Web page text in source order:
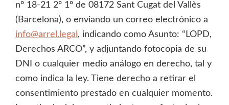
nº 18-21 2º 1º de 08172 Sant Cugat del Vallès
(Barcelona), o enviando un correo electrónico a
info@arrel.legal , indicando como Asunto: “LOPD,
Derechos ARCO”, y adjuntando fotocopia de su
DNI o cualquier medio análogo en derecho, tal y
como indica la ley. Tiene derecho a retirar el
consentimiento prestado en cualquier momento.